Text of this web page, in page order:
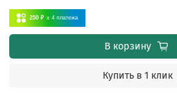
250 ₽ x 4 платежа
В корзину
Купить в 1 клик